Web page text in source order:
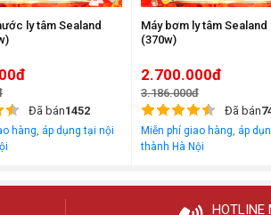
ly tâm Sealand
Đã bán1452
hàng, áp dụng tại nội
Máy bơm ly tâm Sealand
(370w)
2.700.000đ
3.186.000đ
Đã bán
Miễn phí giao hàng, áp
thành Hà Nội
HOTLINE